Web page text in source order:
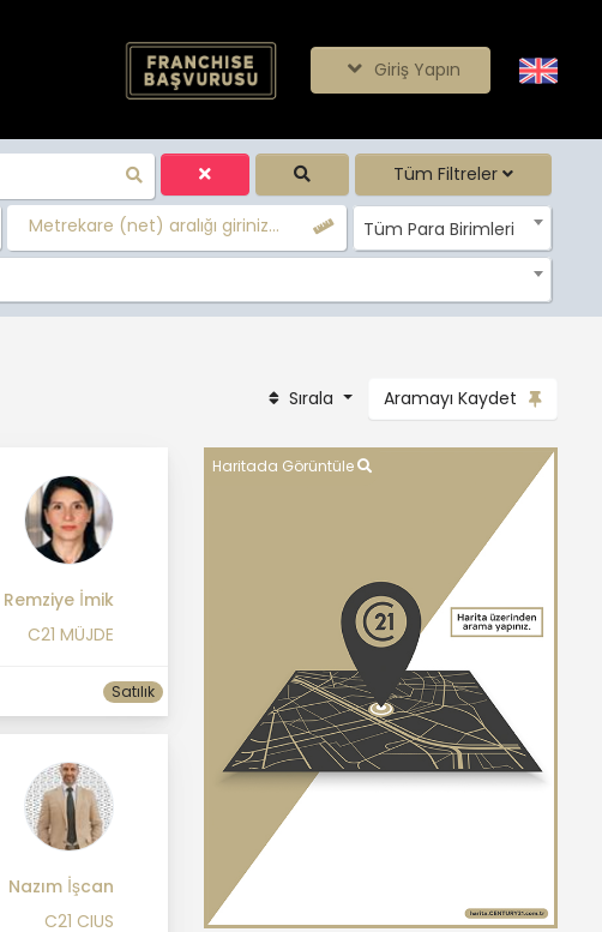
Giriş Yapın
Tüm Filtreler
Metrekare (net) aralığı giriniz... Tüm Para Birimleri
Sırala Aramayı Kaydet
Remziye İmik
C21 MÜJDE
Satılık
Nazım İşcan
C21 CIUS
Haritada Görüntüle